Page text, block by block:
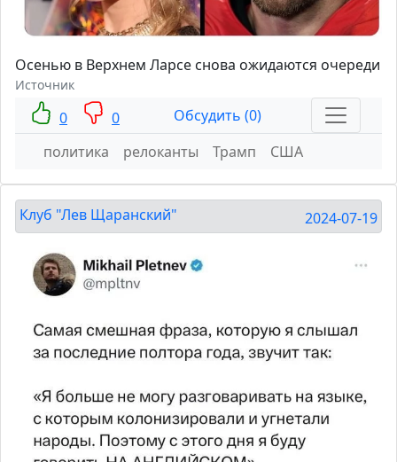
Осенью в Верхнем Ларсе снова ожидаются очереди
Источник
0 0
Обсудить (0)
политика
релоканты Трамп США
Клуб "Лев Щаранский" 2024-07-19